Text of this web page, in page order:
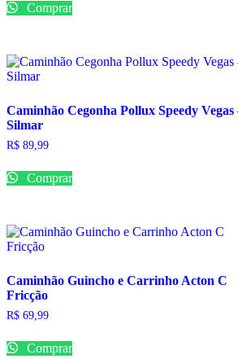
Comprar
Caminhão Cegonha Pollux Speedy Vegas
Silmar
R$ 89,99
Comprar
Caminhão Guincho e Carrinho Acton C
Fricção
R$ 69,99
Comprar